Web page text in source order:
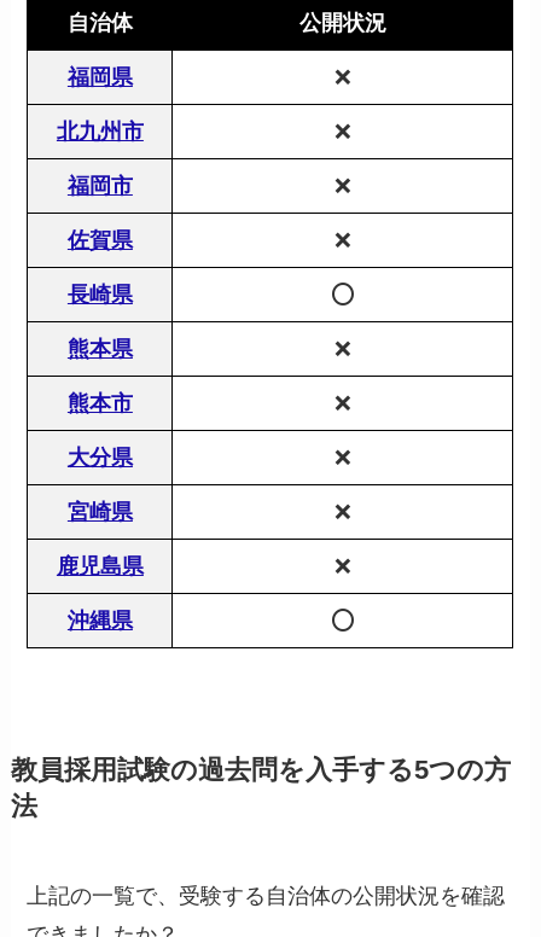
自治体 公開状況
福岡県 ❌
北九州市 ❌
福岡市 ❌
佐賀県 ❌
長崎県 ⭕️
熊本県 ❌
熊本市 ❌
大分県 ❌
宮崎県 ❌
鹿児島県 ❌
沖縄県 ⭕️
教員採用試験の過去問を入手する5つの方
法
上記の一覧で、受験する自治体の公開状況を確認